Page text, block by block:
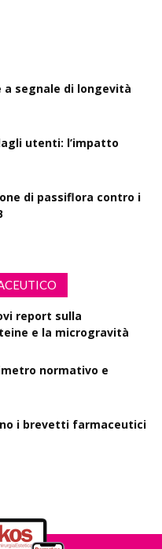
segnale di longevità
utenti: l’impatto
di passiflora contro i
report sulla
e la microgravità
normativo e
i brevetti farmaceutici